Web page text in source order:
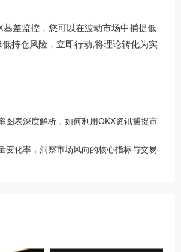
基差监控，您可以在波动市场中捕捉低
持仓风险，立即行动,将理论转化为实
图表深度解析，如何利用OKX资讯捕捉市
变化率，洞察市场风向的核心指标与交易